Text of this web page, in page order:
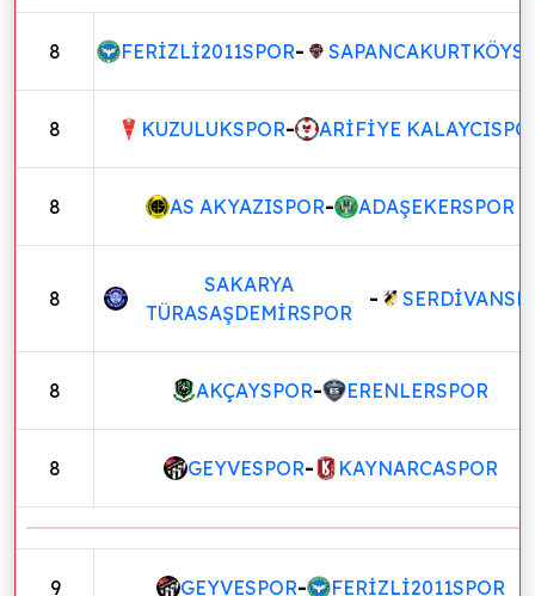
8 FERİZLİ2011SPOR-
8 KUZULUKSPOR- ARİFİYE
8 AS AKYAZISPOR- ADAŞEKERSPOR
8
SAKARYA
TÜRASAŞDEMİRSPOR
-
8 AKÇAYSPOR- ERENLERSPOR
8 GEYVESPOR- KAYNARCASPOR
9 GEYVESPOR- FERİZLİ2011SPOR